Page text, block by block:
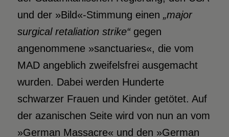
und der »Bild«-Stimmung einen „major
surgical retaliation strike“gegen
angenommene »sanctuaries«, die vom
MAD angeblich zweifelsfrei ausgemacht
wurden. Dabei werden Hunderte
schwarzer Frauen und Kinder getötet. Auf
der azanischen Seite wird von nun an vom
»German Massacre« und den »German